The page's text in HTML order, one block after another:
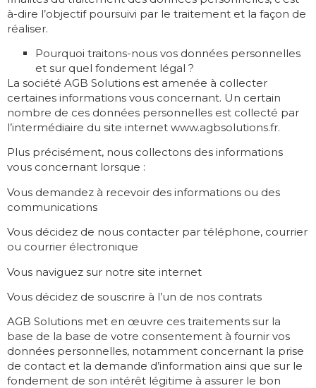
à-dire l’objectif poursuivi par le traitement et la façon de
réaliser.
Pourquoi traitons-nous vos données personnelles
et sur quel fondement légal ?
La société AGB Solutions est amenée à collecter
certaines informations vous concernant. Un certain
nombre de ces données personnelles est collecté par
l’intermédiaire du site internet www.agbsolutions.fr.
Plus précisément, nous collectons des informations
vous concernant lorsque :
Vous demandez à recevoir des informations ou des
communications
Vous décidez de nous contacter par téléphone, courrier
ou courrier électronique
Vous naviguez sur notre site internet
Vous décidez de souscrire à l’un de nos contrats
AGB Solutions met en œuvre ces traitements sur la
base de la base de votre consentement à fournir vos
données personnelles, notamment concernant la prise
de contact et la demande d’information ainsi que sur le
fondement de son intérêt légitime à assurer le bon